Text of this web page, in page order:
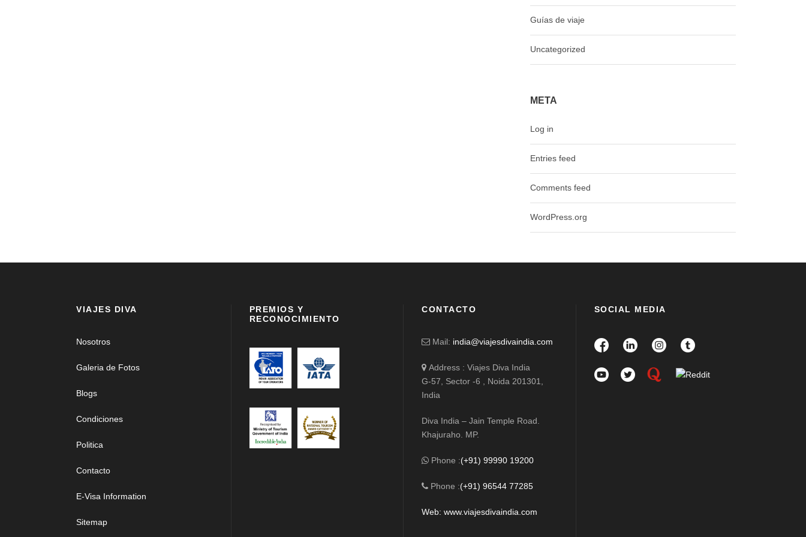
Guías de viaje
Uncategorized
META
Log in
Entries feed
Comments feed
WordPress.org
VIAJES DIVA
Nosotros
Galeria de Fotos
Blogs
Condiciones
Politica
Contacto
E-Visa Information
Sitemap
PREMIOS Y
RECONOCIMIENTO
CONTACTO
Mail: india@viajesdivaindia.com
Address : Viajes Diva India
G-57, Sector -6 , Noida 201301,
India
Diva India – Jain Temple Road.
Khajuraho. MP.
Phone :(+91) 99990 19200
Phone :(+91) 96544 77285
Web: www.viajesdivaindia.com
SOCIAL MEDIA